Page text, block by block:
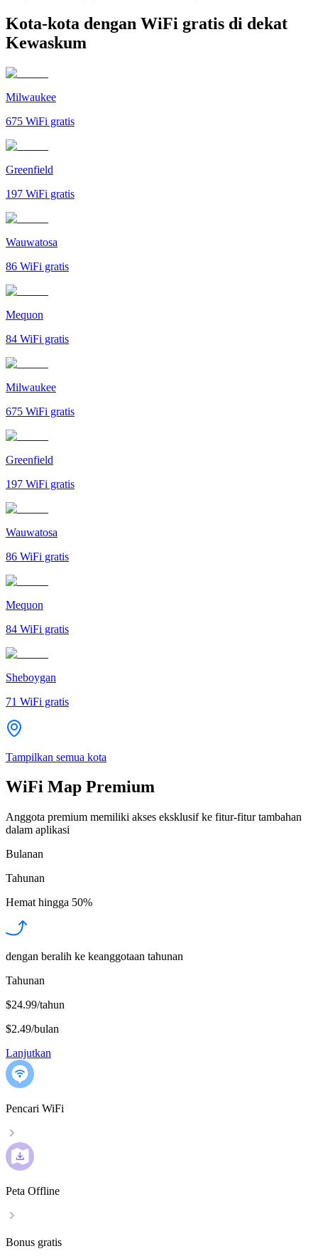
Kota-kota dengan WiFi gratis di dekat
Kewaskum
Milwaukee
675 WiFi gratis
Greenfield
197 WiFi gratis
Wauwatosa
86 WiFi gratis
Mequon
84 WiFi gratis
Milwaukee
675 WiFi gratis
Greenfield
197 WiFi gratis
Wauwatosa
86 WiFi gratis
Mequon
84 WiFi gratis
Sheboygan
71 WiFi gratis
Tampilkan semua kota
WiFi Map Premium
Anggota premium memiliki akses eksklusif ke fitur-fitur tambahan
dalam aplikasi
Bulanan
Tahunan
Hemat hingga 50%
dengan beralih ke keanggotaan tahunan
Tahunan
$24.99/tahun
$2.49/bulan
Lanjutkan
Pencari WiFi
Peta Offline
Bonus gratis